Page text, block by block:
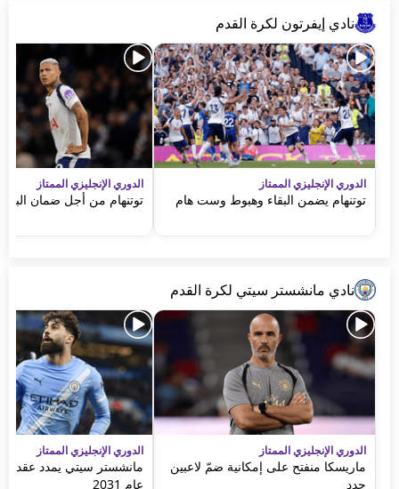
نادي إيفرتون لكرة القدم
الدوري الإنجليزي الممتاز
توتنهام يضمن البقاء وهبوط وست هام
الدوري الإنجليزي الممتاز
توتنهام من أجل ضمان البقاء
نادي مانشستر سيتي لكرة القدم
الدوري الإنجليزي الممتاز
ماريسكا منفتح على إمكانية ضمّ لاعبين
جدد
الدوري الإنجليزي الممتاز
مانشستر سيتي يمدد عقد
عام 2031